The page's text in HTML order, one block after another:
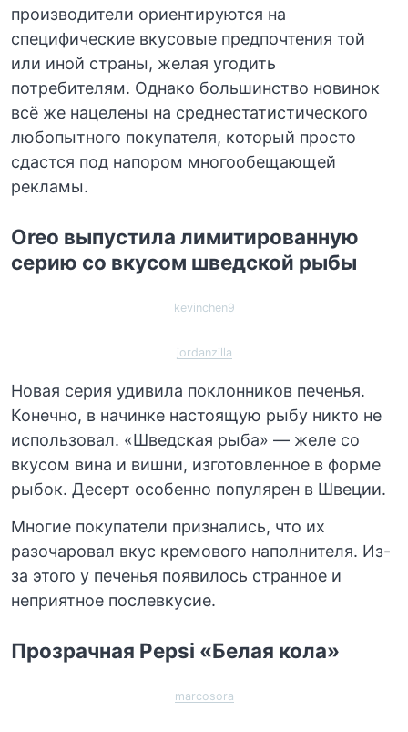
производители ориентируются на
специфические вкусовые предпочтения той
или иной страны, желая угодить
потребителям. Однако большинство новинок
всё же нацелены на среднестатистического
любопытного покупателя, который просто
сдастся под напором многообещающей
рекламы.
Oreo выпустила лимитированную
серию со вкусом шведской рыбы
kevinchen9
jordanzilla
Новая серия удивила поклонников печенья.
Конечно, в начинке настоящую рыбу никто не
использовал. «Шведская рыба» — желе со
вкусом вина и вишни, изготовленное в форме
рыбок. Десерт особенно популярен в Швеции.
Многие покупатели признались, что их
разочаровал вкус кремового наполнителя. Из-
за этого у печенья появилось странное и
неприятное послевкусие.
Прозрачная Pepsi «Белая кола»
marcosora